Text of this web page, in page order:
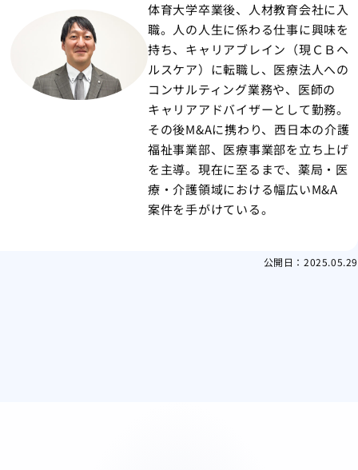
体育大学卒業後、人材教育会社に入
職。人の人生に係わる仕事に興味を
持ち、キャリアブレイン（現ＣＢヘ
ルスケア）に転職し、医療法人への
コンサルティング業務や、医師の
キャリアアドバイザーとして勤務。
その後M&Aに携わり、西日本の介護
福祉事業部、医療事業部を立ち上げ
を主導。現在に至るまで、薬局・医
療・介護領域における幅広いM&A
案件を手がけている。
公開日： 2025.05.29